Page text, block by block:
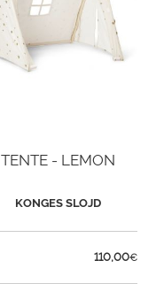
TENTE - LEMON
KONGES SLOJD
110,00€